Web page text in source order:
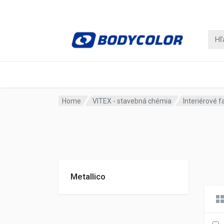
Home VITEX - stavebná chémia Interiérové
Metallico